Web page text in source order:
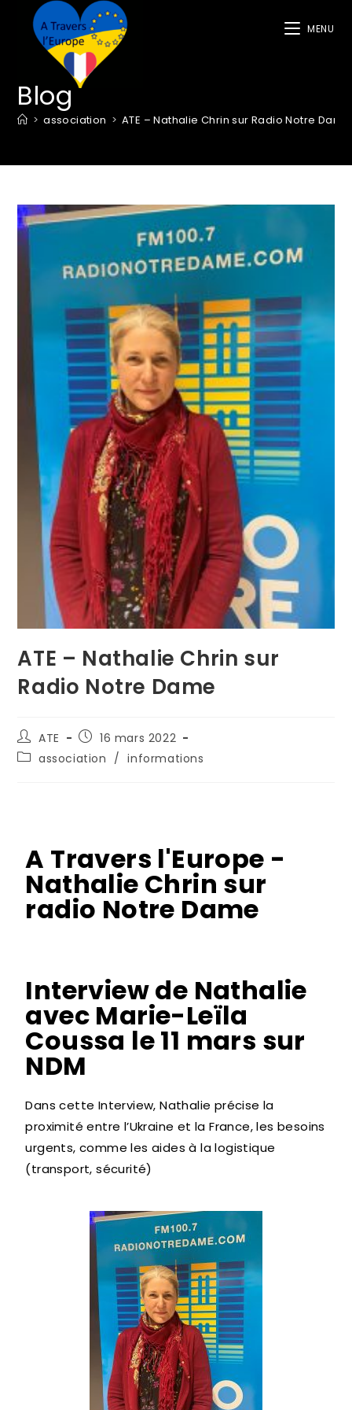
MENU
Blog
> association > ATE – Nathalie Chrin sur Radio Notre Dame
ATE – Nathalie Chrin sur
Radio Notre Dame
ATE
16 mars 2022
association / informations
A Travers l'Europe -
Nathalie Chrin sur
radio Notre Dame
Interview de Nathalie
avec Marie-Leïla
Coussa le 11 mars sur
NDM
Dans cette Interview, Nathalie précise la
proximité entre l’Ukraine et la France, les besoins
urgents, comme les aides à la logistique
(transport, sécurité)